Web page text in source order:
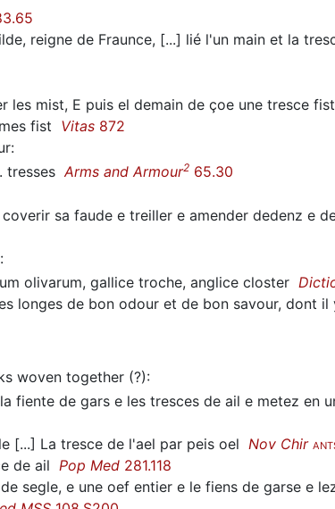
reigne de Fraunce, [...] lié l'un main et la
les mist, E puis el demain de çoe une tresce fist
fist Vitas 872
:
tresses Arms and Armour2 65.30
sa faude e treiller e amender dedenz e
:
olivarum, gallice troche, anglice closter
longes de bon odour et de bon savour, dont il
woven together (?):
fiente de gars e les tresces de ail e metez en
[...] La tresce de l'ael par peis oel Nov Chir
de ail Pop Med 281.118
segle, e une oef entier e le fiens de garse e